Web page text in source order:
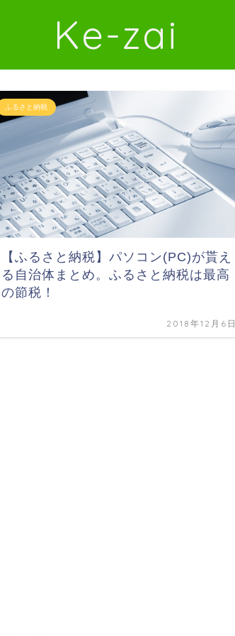
Ke-zai
ふるさと納税
【ふるさと納税】パソコン(PC)が貰え
る自治体まとめ。ふるさと納税は最高
の節税！
2018年12月6日